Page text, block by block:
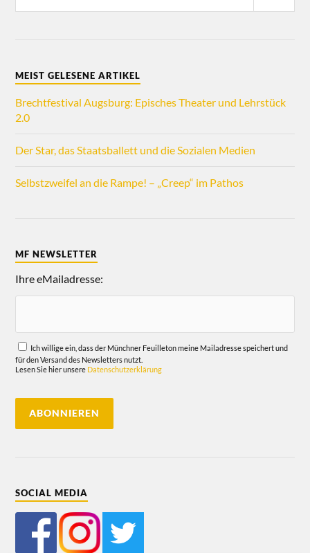
MEIST GELESENE ARTIKEL
Brechtfestival Augsburg: Episches Theater und Lehrstück
2.0
Der Star, das Staatsballett und die Sozialen Medien
Selbstzweifel an die Rampe! – „Creep“ im Pathos
MF NEWSLETTER
Ihre eMailadresse:
Ich willige ein, dass der Münchner Feuilleton meine Mailadresse speichert und
für den Versand des Newsletters nutzt.
Lesen Sie hier unsere Datenschutzerklärung
SOCIAL MEDIA